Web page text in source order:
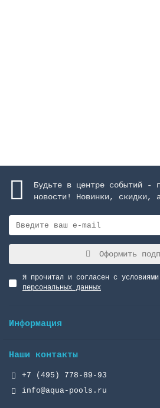
Будьте в центре событий -
новости! Новинки, скидки,
Оформить
Я прочитал и согласен с условиями
персональных данных
Информация
Наши контакты
+7 (495) 778-89-93
info@aqua-pools.ru